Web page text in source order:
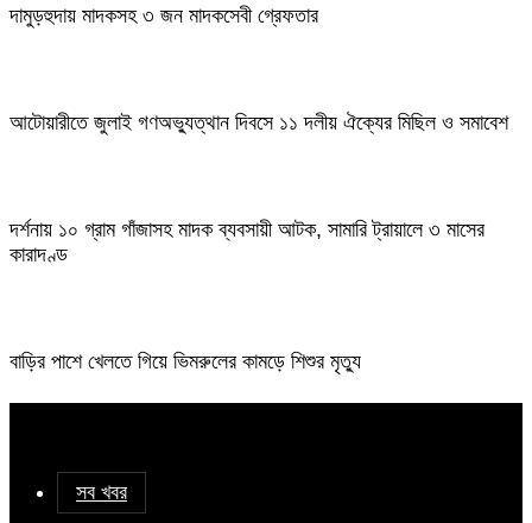
দামুড়হুদায় মাদকসহ ৩ জন মাদকসেবী গ্রেফতার
আটোয়ারীতে জুলাই গণঅভ্যুত্থান দিবসে ১১ দলীয় ঐক্যের মিছিল ও সমাবেশ
দর্শনায় ১০ গ্রাম গাঁজাসহ মাদক ব্যবসায়ী আটক, সামারি ট্রায়ালে ৩ মাসের
কারাদণ্ড
বাড়ির পাশে খেলতে গিয়ে ভিমরুলের কামড়ে শিশুর মৃত্যু
সব খবর